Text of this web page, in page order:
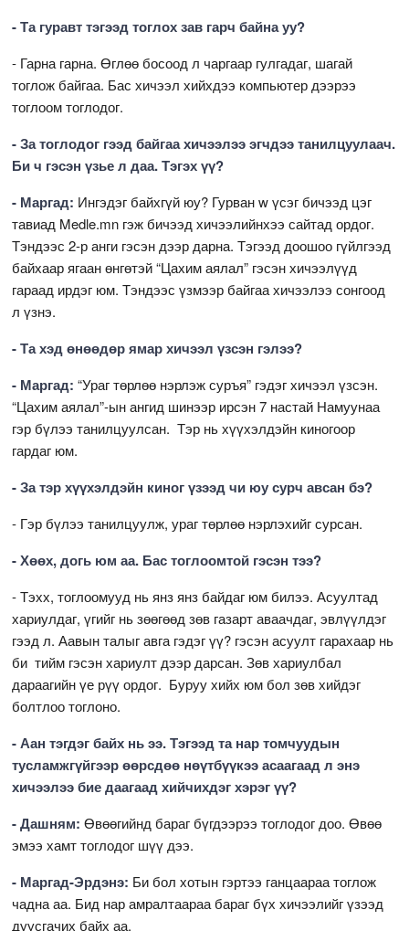
- Та гуравт тэгээд тоглох зав гарч байна уу?
- Гарна гарна. Өглөө босоод л чаргаар гулгадаг, шагай
тоглож байгаа. Бас хичээл хийхдээ компьютер дээрээ
тоглоом тоглодог.
- За тоглодог гээд байгаа хичээлээ эгчдээ танилцуулаач.
Би ч гэсэн үзье л даа. Тэгэх үү?
- Маргад: Ингэдэг байхгүй юу? Гурван w үсэг бичээд цэг
тавиад Medle.mn гэж бичээд хичээлийнхээ сайтад ордог.
Тэндээс 2-р анги гэсэн дээр дарна. Тэгээд доошоо гүйлгээд
байхаар ягаан өнгөтэй “Цахим аялал” гэсэн хичээлүүд
гараад ирдэг юм. Тэндээс үзмээр байгаа хичээлээ сонгоод
л үзнэ.
- Та хэд өнөөдөр ямар хичээл үзсэн гэлээ?
- Маргад: “Ураг төрлөө нэрлэж суръя” гэдэг хичээл үзсэн.
“Цахим аялал”-ын ангид шинээр ирсэн 7 настай Намуунаа
гэр бүлээ танилцуулсан. Тэр нь хүүхэлдэйн киногоор
гардаг юм.
- За тэр хүүхэлдэйн киног үзээд чи юу сурч авсан бэ?
- Гэр бүлээ танилцуулж, ураг төрлөө нэрлэхийг сурсан.
- Хөөх, догь юм аа. Бас тоглоомтой гэсэн тээ?
- Тэхх, тоглоомууд нь янз янз байдаг юм билээ. Асуултад
хариулдаг, үгийг нь зөөгөөд зөв газарт аваачдаг, эвлүүлдэг
гээд л. Аавын талыг авга гэдэг үү? гэсэн асуулт гарахаар нь
би тийм гэсэн хариулт дээр дарсан. Зөв хариулбал
дараагийн үе рүү ордог. Буруу хийх юм бол зөв хийдэг
болтлоо тоглоно.
- Аан тэгдэг байх нь ээ. Тэгээд та нар томчуудын
тусламжгүйгээр өөрсдөө нөүтбүүкээ асаагаад л энэ
хичээлээ бие даагаад хийчихдэг хэрэг үү?
- Дашням:Өвөөгийнд бараг бүгдээрээ тоглодог доо. Өвөө
эмээ хамт тоглодог шүү дээ.
- Маргад-Эрдэнэ: Би бол хотын гэртээ ганцаараа тоглож
чадна аа. Бид нар амралтаараа бараг бүх хичээлийг үзээд
дуусгачих байх аа.